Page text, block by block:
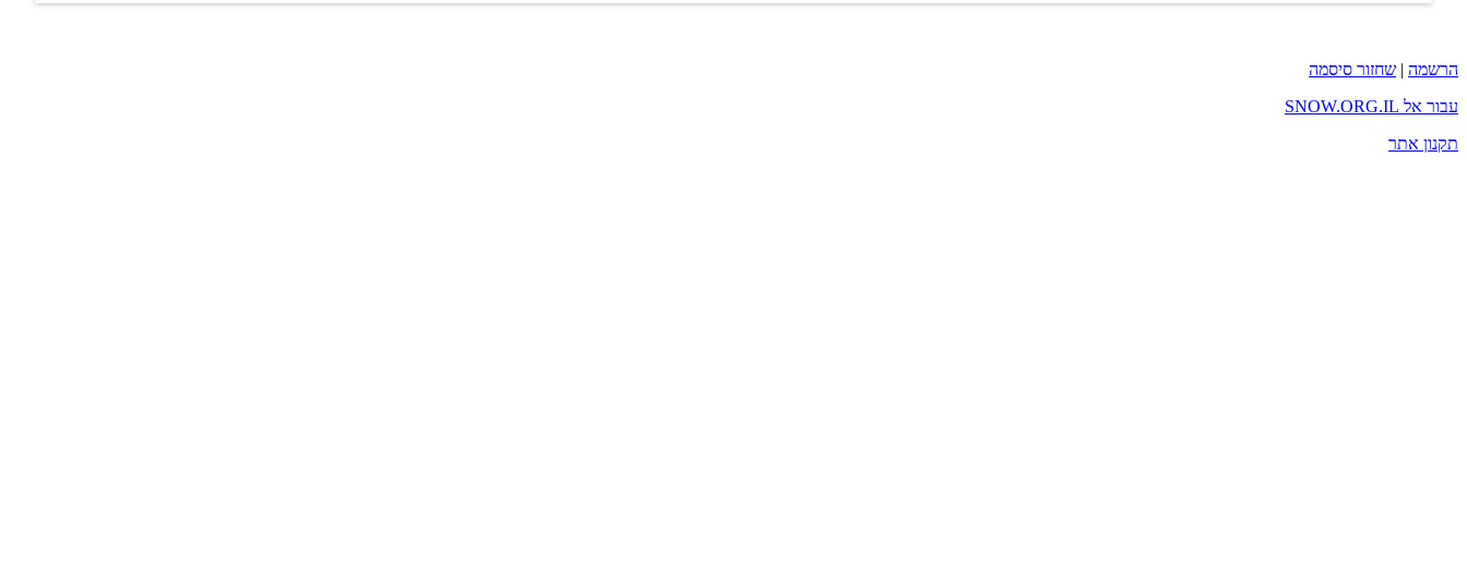
הרשמה | שחזור סיסמה
עבור אל SNOW.ORG.IL
תקנון אתר